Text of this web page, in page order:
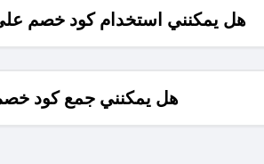
هل يمكنني استخدام كود خصم
هل يمكنني جمع كود